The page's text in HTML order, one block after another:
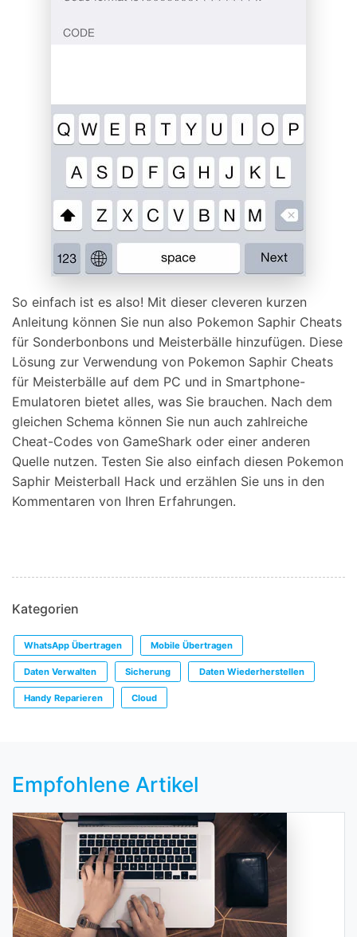
So einfach ist es also! Mit dieser cleveren kurzen
Anleitung können Sie nun also Pokemon Saphir Cheats
für Sonderbonbons und Meisterbälle hinzufügen. Diese
Lösung zur Verwendung von Pokemon Saphir Cheats
für Meisterbälle auf dem PC und in Smartphone-
Emulatoren bietet alles, was Sie brauchen. Nach dem
gleichen Schema können Sie nun auch zahlreiche
Cheat-Codes von GameShark oder einer anderen
Quelle nutzen. Testen Sie also einfach diesen Pokemon
Saphir Meisterball Hack und erzählen Sie uns in den
Kommentaren von Ihren Erfahrungen.
Kategorien
WhatsApp Übertragen Mobile Übertragen
Daten Verwalten Sicherung Daten Wiederherstellen
Handy Reparieren Cloud
Empfohlene Artikel